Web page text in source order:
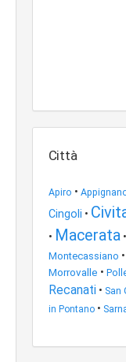
Città
Apiro •
Cingoli •
• Macerata •
Montecassiano •
Morrovalle •
Recanati • San
in Pontano •